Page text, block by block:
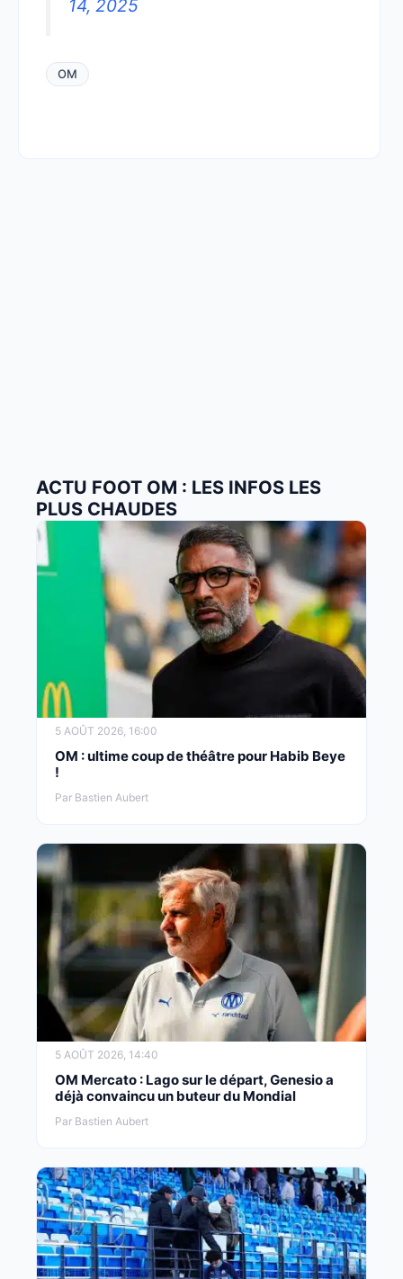
14, 2025
OM
ACTU FOOT OM : LES INFOS LES
PLUS CHAUDES
5 AOÛT 2026, 16:00
OM : ultime coup de théâtre pour Habib Beye
!
Par Bastien Aubert
5 AOÛT 2026, 14:40
OM Mercato : Lago sur le départ, Genesio a
déjà convaincu un buteur du Mondial
Par Bastien Aubert